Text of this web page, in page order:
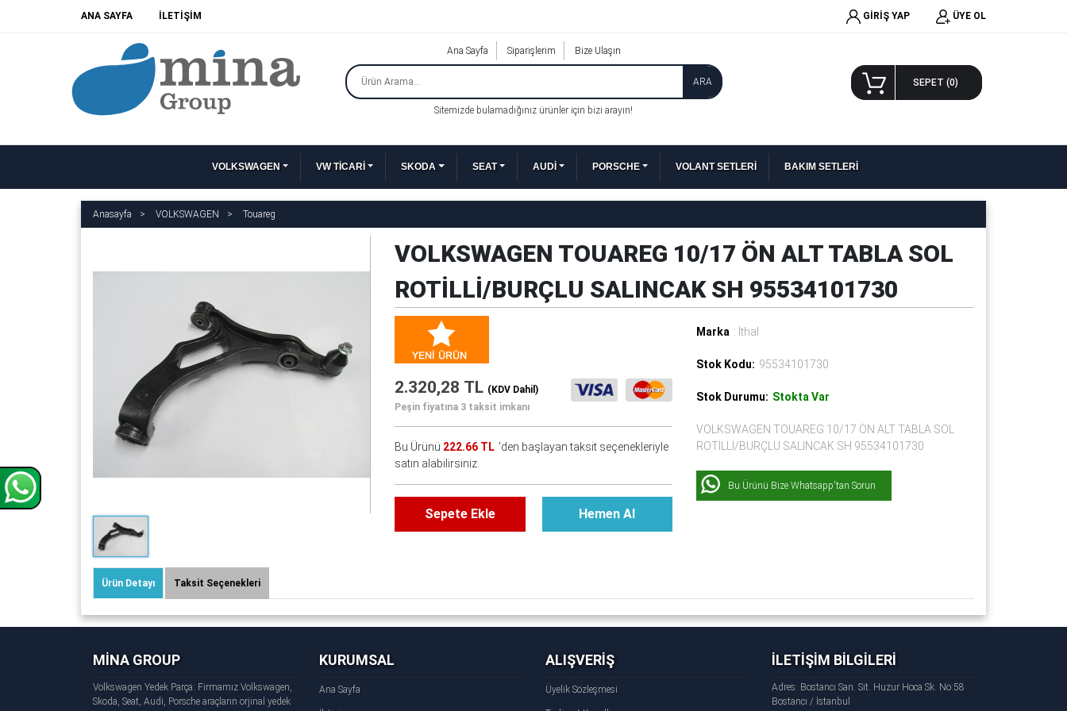
ANA SAYFA İLETİŞİM GİRİŞ YAP ÜYE OL
Ana Sayfa Siparişlerim Bize Ulaşın
ARA
Sitemizde bulamadığınız ürünler için bizi arayın!
SEPET (0)
VOLKSWAGEN VW TİCARİ SKODA SEAT AUDİ PORSCHE VOLANT SETLERİ BAKIM SETLERİ
Anasayfa VOLKSWAGEN Touareg
VOLKSWAGEN TOUAREG 10/17 ÖN ALT TABLA SOL
ROTİLLİ/BURÇLU SALINCAK SH 95534101730
2.320,28 TL (KDV Dahil)
Peşin fiyatına 3 taksit imkanı
Bu Ürünü 222.66 TL 'den başlayan taksit seçenekleriyle
satın alabilirsiniz.
Sepete Ekle Hemen Al
Marka : İthal
Stok Kodu: 95534101730
Stok Durumu: Stokta Var
VOLKSWAGEN TOUAREG 10/17 ÖN ALT TABLA SOL
ROTİLLİ/BURÇLU SALINCAK SH 95534101730
Bu Ürünü Bize Whatsapp'tan Sorun
Ürün Detayı Taksit Seçenekleri
MİNA GROUP
Volkswagen Yedek Parça: Firmamız Volkswagen,
Skoda, Seat, Audi, Porsche araçların orjinal yedek
KURUMSAL
Ana Sayfa
ALIŞVERİŞ
Üyelik Sözleşmesi
İLETİŞİM BİLGİLERİ
Adres: Bostancı San. Sit. Huzur Hoca Sk. No:58
Bostancı / İstanbul